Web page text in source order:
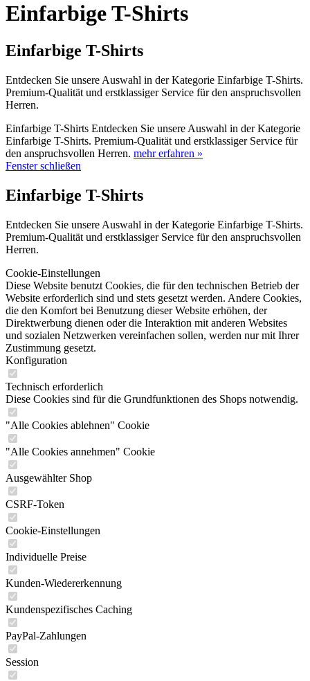
Einfarbige T-Shirts
Einfarbige T-Shirts
Entdecken Sie unsere Auswahl in der Kategorie Einfarbige T-Shirts.
Premium-Qualität und erstklassiger Service für den anspruchsvollen
Herren.
Einfarbige T-Shirts Entdecken Sie unsere Auswahl in der Kategorie
Einfarbige T-Shirts. Premium-Qualität und erstklassiger Service für
den anspruchsvollen Herren. mehr erfahren »
Fenster schließen
Einfarbige T-Shirts
Entdecken Sie unsere Auswahl in der Kategorie Einfarbige T-Shirts.
Premium-Qualität und erstklassiger Service für den anspruchsvollen
Herren.
Cookie-Einstellungen
Diese Website benutzt Cookies, die für den technischen Betrieb der
Website erforderlich sind und stets gesetzt werden. Andere Cookies,
die den Komfort bei Benutzung dieser Website erhöhen, der
Direktwerbung dienen oder die Interaktion mit anderen Websites
und sozialen Netzwerken vereinfachen sollen, werden nur mit Ihrer
Zustimmung gesetzt.
Konfiguration
Technisch erforderlich
Diese Cookies sind für die Grundfunktionen des Shops notwendig.
"Alle Cookies ablehnen" Cookie
"Alle Cookies annehmen" Cookie
Ausgewählter Shop
CSRF-Token
Cookie-Einstellungen
Individuelle Preise
Kunden-Wiedererkennung
Kundenspezifisches Caching
PayPal-Zahlungen
Session